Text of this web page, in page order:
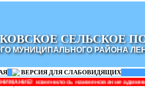
СЕЛЬСКОЕ
МУНИЦИПАЛЬНОГО РАЙОНА
|
ВЕРСИЯ ДЛЯ СЛАБОВИДЯЩИХ
наименование администрации: